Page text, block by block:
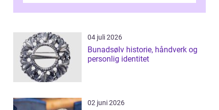
04 juli 2026
Bunadsølv historie, håndverk og
personlig identitet
02 juni 2026